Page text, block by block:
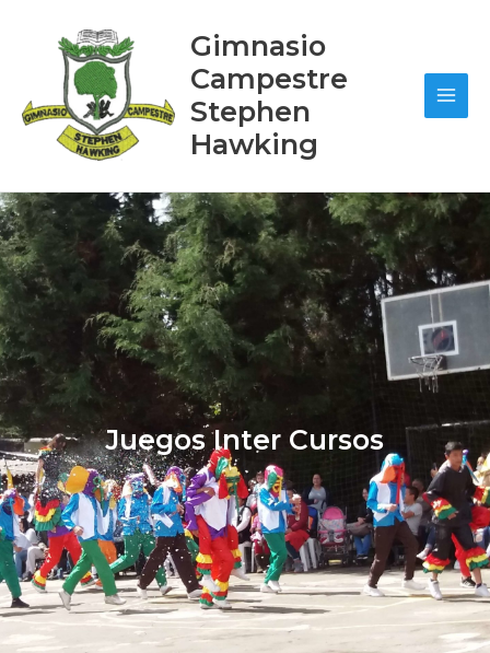
contenido
Gimnasio
Campestre
Stephen
Hawking
Juegos Inter Cursos